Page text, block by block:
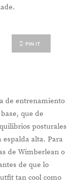
PIN IT
de entrenamiento
que de
posturales
espalda alta. Para
de Wimberlean o
de que lo
tan cool como